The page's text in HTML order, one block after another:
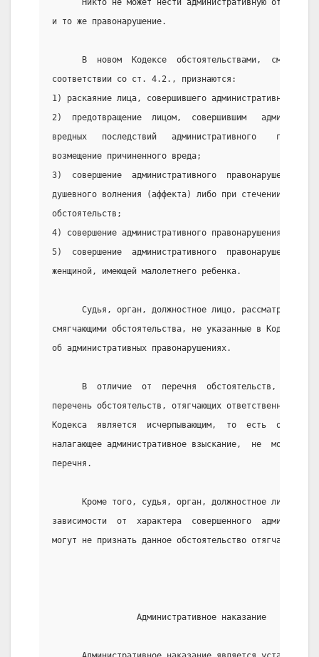
и то же правонарушение.
В  новом  Кодексе  обстоятельствами,
соответствии со ст. 4.2., признаются:
1) раскаяние лица, совершившего административное
2)  предотвращение  лицом,  совершившим
вредных   последствий   административного
возмещение причиненного вреда;
3)  совершение  административного  правонарушения
душевного волнения (аффекта) либо при стечении
обстоятельств;
4) совершение административного правонарушения
5)  совершение  административного  правонарушения
женщиной, имеющей малолетнего ребенка.
Судья, орган, должностное лицо,
смягчающими обстоятельства, не указанные в Кодексе
об административных правонарушениях.
В  отличие  от  перечня  обстоятельств,
перечень обстоятельств, отягчающих
Кодекса  является  исчерпывающим,  то  есть  орган
налагающее административное взыскание,  не  может
перечня.
Кроме того, судья, орган, должностное лицо,
зависимости  от  характера  совершенного
могут не признать данное обстоятельство отягчающим.
                 Административное наказание